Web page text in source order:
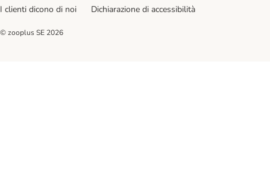
I clienti dicono di noi
Dichiarazione di accessibilità
© zooplus SE 2026